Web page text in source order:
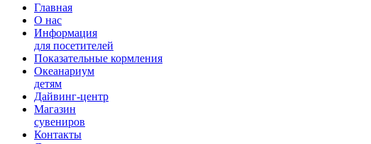
Главная
О нас
Информация
для посетителей
Показательные кормления
Океанариум
детям
Дайвинг-центр
Магазин
сувениров
Контакты